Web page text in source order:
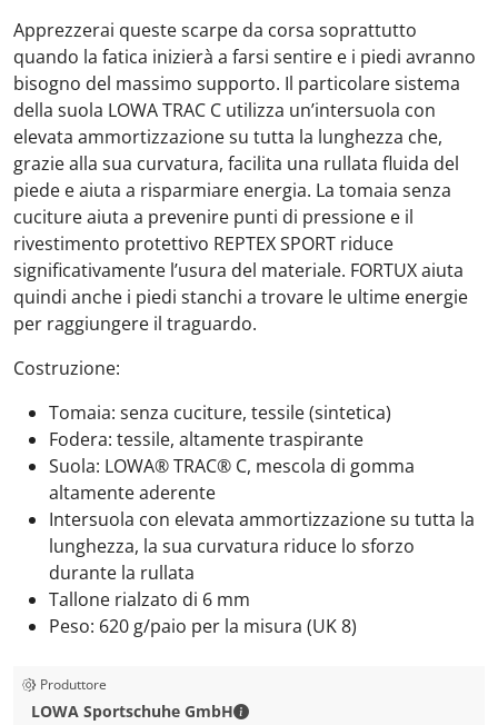
Apprezzerai queste scarpe da corsa soprattutto
quando la fatica inizierà a farsi sentire e i piedi avranno
bisogno del massimo supporto. Il particolare sistema
della suola LOWA TRAC C utilizza un’intersuola con
elevata ammortizzazione su tutta la lunghezza che,
grazie alla sua curvatura, facilita una rullata fluida del
piede e aiuta a risparmiare energia. La tomaia senza
cuciture aiuta a prevenire punti di pressione e il
rivestimento protettivo REPTEX SPORT riduce
significativamente l’usura del materiale. FORTUX aiuta
quindi anche i piedi stanchi a trovare le ultime energie
per raggiungere il traguardo.
Costruzione:
Tomaia: senza cuciture, tessile (sintetica)
Fodera: tessile, altamente traspirante
Suola: LOWA® TRAC® C, mescola di gomma
altamente aderente
Intersuola con elevata ammortizzazione su tutta la
lunghezza, la sua curvatura riduce lo sforzo
durante la rullata
Tallone rialzato di 6 mm
Peso: 620 g/paio per la misura (UK 8)
Produttore
LOWA Sport­schuhe GmbH
LOWA Sport­schuhe GmbH -